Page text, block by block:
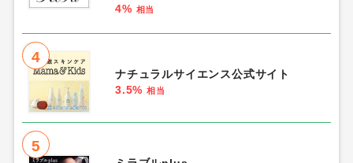
4% 相当
4
ナチュラルサイエンス公式サイト
3.5% 相当
5